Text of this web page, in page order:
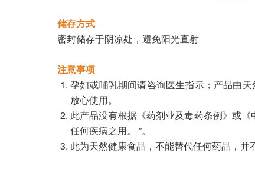
储存方式
密封储存于阴凉处，避免阳光直射
注意事项
孕妇或哺乳期间请咨询医生指示；产品由
放心使用。
此产品没有根据《药剂业及毒药条例》或
任何疾病之用。 ”。
此为天然健康食品，不能替代任何药品，并